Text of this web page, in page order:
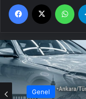
Facebook
Genel